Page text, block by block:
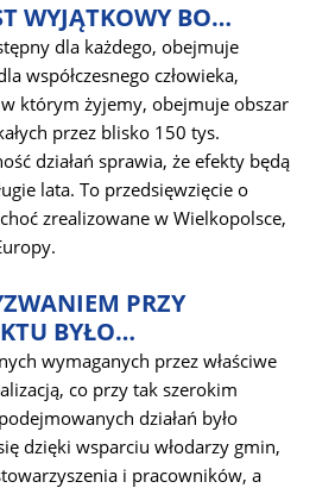
WYJĄTKOWY BO…
dla każdego, obejmuje
współczesnego człowieka,
którym żyjemy, obejmuje obszar
przez blisko 150 tys.
działań sprawia, że efekty będą
lata. To przedsięwzięcie o
zrealizowane w Wielkopolsce,
PRZY
BYŁO…
wymaganych przez właściwe
co przy tak szerokim
działań było
dzięki wsparciu włodarzy gmin,
i pracowników, a